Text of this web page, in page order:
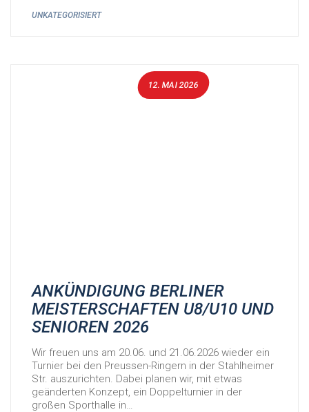
UNKATEGORISIERT
ANKÜNDIGUNG BERLINER
MEISTERSCHAFTEN U8/U10 UND
SENIOREN 2026
Wir freuen uns am 20.06. und 21.06.2026 wieder ein
Turnier bei den Preussen-Ringern in der Stahlheimer
Str. auszurichten. Dabei planen wir, mit etwas
geänderten Konzept, ein Doppelturnier in der
großen Sporthalle in…
12. MAI 2026